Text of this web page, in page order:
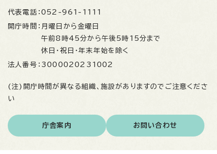
代表電話： 052-961-1111
開庁時間： 月曜日から金曜日
午前8時45分から午後5時15分まで
休日・祝日・年末年始を除く
法人番号： 3000020231002
(注)開庁時間が異なる組織、施設がありますのでご注意くださ
い
庁舎案内 お問い合わせ